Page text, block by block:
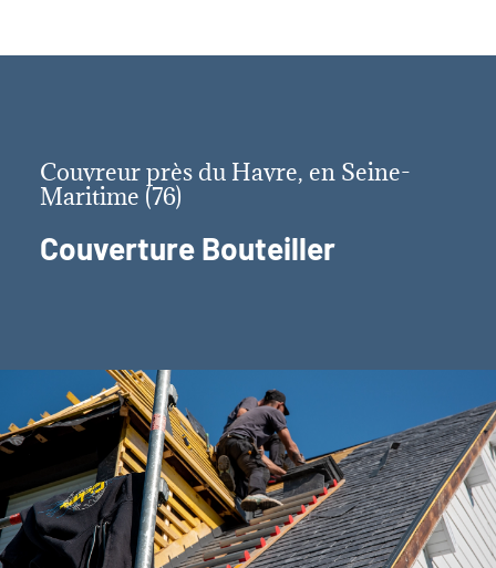
Couvreur près du Havre, en Seine-
Maritime (76)
Couverture Bouteiller